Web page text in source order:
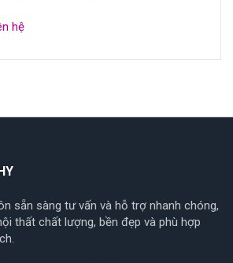
hệ
sẵn sàng tư vấn và hỗ trợ nhanh chóng,
thất chất lượng, bền đẹp và phù hợp